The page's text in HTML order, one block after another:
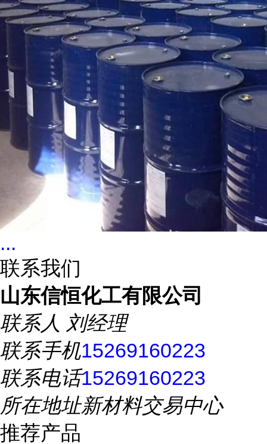
...
联系我们
山东信恒化工有限公司
联系人 刘经理
联系手机15269160223
联系电话15269160223
所在地址新材料交易中心
推荐产品